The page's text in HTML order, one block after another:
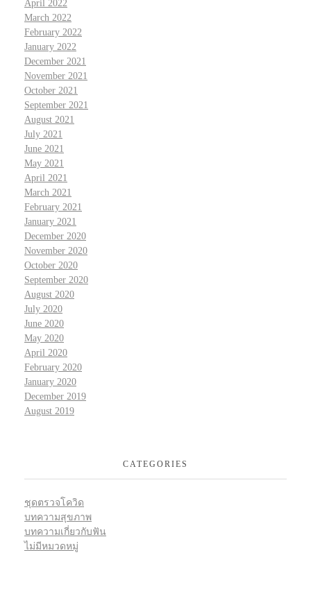
April 2022
March 2022
February 2022
January 2022
December 2021
November 2021
October 2021
September 2021
August 2021
July 2021
June 2021
May 2021
April 2021
March 2021
February 2021
January 2021
December 2020
November 2020
October 2020
September 2020
August 2020
July 2020
June 2020
May 2020
April 2020
February 2020
January 2020
December 2019
August 2019
CATEGORIES
ชุดตรวจโควิด
บทความสุขภาพ
บทความเกี่ยวกับฟัน
ไม่มีหมวดหมู่